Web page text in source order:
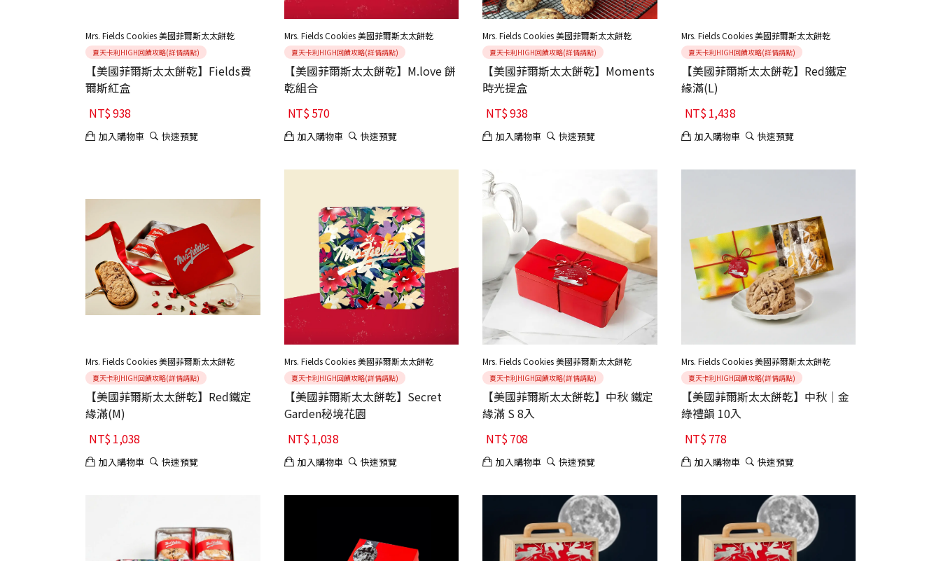
Mrs. Fields Cookies 美國菲爾斯太太餅乾
夏天卡利HIGH回饋攻略(詳情請點)
【美國菲爾斯太太餅乾】Fields費
爾斯紅盒
NT$938
加入購物車 快速預覽
Mrs. Fields Cookies 美國菲爾斯太太餅乾
夏天卡利HIGH回饋攻略(詳情請點)
【美國菲爾斯太太餅乾】M.love 餅
乾組合
NT$570
加入購物車 快速預覽
Mrs. Fields Cookies 美國菲爾斯太太餅乾
夏天卡利HIGH回饋攻略(詳情請點)
【美國菲爾斯太太餅乾】Moments
時光提盒
NT$938
加入購物車 快速預覽
Mrs. Fields Cookies 美國菲爾斯太太餅乾
夏天卡利HIGH回饋攻略(詳情請點)
【美國菲爾斯太太餅乾】Red鐵定
緣滿(L)
NT$1,438
加入購物車 快速預覽
Mrs. Fields Cookies 美國菲爾斯太太餅乾
夏天卡利HIGH回饋攻略(詳情請點)
【美國菲爾斯太太餅乾】Red鐵定
緣滿(M)
NT$1,038
加入購物車 快速預覽
Mrs. Fields Cookies 美國菲爾斯太太餅乾
夏天卡利HIGH回饋攻略(詳情請點)
【美國菲爾斯太太餅乾】Secret
Garden秘境花園
NT$1,038
加入購物車 快速預覽
Mrs. Fields Cookies 美國菲爾斯太太餅乾
夏天卡利HIGH回饋攻略(詳情請點)
【美國菲爾斯太太餅乾】中秋 鐵定
緣滿 S 8入
NT$708
加入購物車 快速預覽
Mrs. Fields Cookies 美國菲爾斯太太餅乾
夏天卡利HIGH回饋攻略(詳情請點)
【美國菲爾斯太太餅乾】中秋｜金
綠禮韻 10入
NT$778
加入購物車 快速預覽